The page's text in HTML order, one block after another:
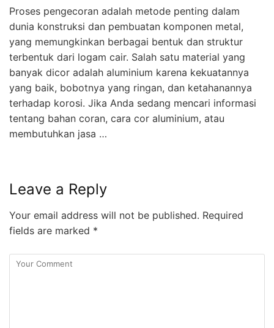
Proses pengecoran adalah metode penting dalam
dunia konstruksi dan pembuatan komponen metal,
yang memungkinkan berbagai bentuk dan struktur
terbentuk dari logam cair. Salah satu material yang
banyak dicor adalah aluminium karena kekuatannya
yang baik, bobotnya yang ringan, dan ketahanannya
terhadap korosi. Jika Anda sedang mencari informasi
tentang bahan coran, cara cor aluminium, atau
membutuhkan jasa …
Leave a Reply
Your email address will not be published. Required
fields are marked *